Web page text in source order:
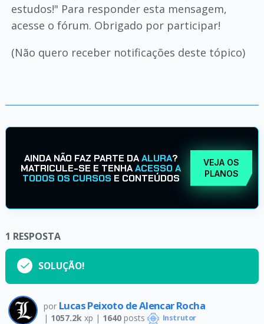
estudos!" Para responder esta mensagem,
acesse o fórum. Obrigado por participar!
(Não quero receber notificações deste tópico)
AINDA NÃO FAZ PARTE DAALURA?
MATRICULE-SE E TENHAACESSO A
TODOS OS CURSOS E CONTEÚDOS
VEJA OS
PLANOS
1 RESPOSTA
SOLUÇÃO!
por Lucas Peixoto de Alencar Rocha
| 1057.2k xp | 1640posts Instrutor